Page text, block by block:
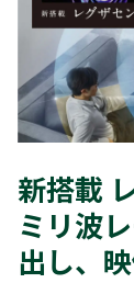
新搭載
ミリ波
出し、